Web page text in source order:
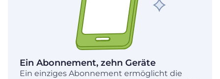
Ein Abonnement, zehn Geräte
Ein einziges Abonnement ermöglicht die